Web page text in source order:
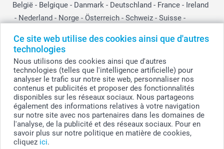
Ce site web utilise des cookies ainsi que d'autres
technologies
Nous utilisons des cookies ainsi que d'autres
technologies (telles que l'intelligence artificielle) pour
analyser le trafic sur notre site web, personnaliser nos
contenus et publicités et proposer des fonctionnalités
disponibles sur les réseaux sociaux. Nous partageons
également des informations relatives à votre navigation
sur notre site avec nos partenaires dans les domaines de
l'analyse, de la publicité et des réseaux sociaux. Pour en
savoir plus sur notre politique en matière de cookies,
cliquez ici.
België - Belgique - Danmark - Deutschland - France - Ireland
- Nederland - Norge - Österreich - Schweiz - Suisse -
Other Countries
© smartphoto group. Tous droits réservés
smartphoto group SA.
Siège social : Kwatrechtsteenweg 160, 9230 Wetteren, Belgique
Numéro de TVA BE 0405.706.755
Numéro d'entreprise 0405.706.755.
Tous les prix sont en EURO (€), TVA incluse et hors frais de port.